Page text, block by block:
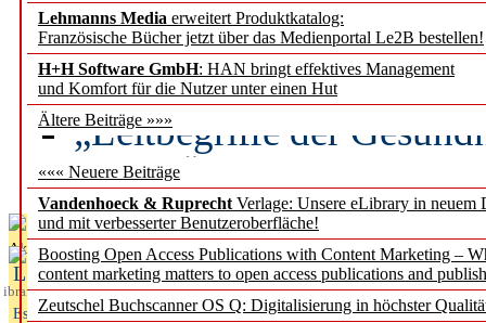
Lehmanns Media erweitert Produktkatalog:
Französische Bücher jetzt über das Medienportal Le2B bestellen!
H+H Software GmbH: HAN bringt effektives Management
und Komfort für die Nutzer unter einen Hut
Ältere Beiträge »»»
««« Neuere Beiträge
Vandenhoeck & Ruprecht Verlage: Unsere eLibrary in neuem
und mit verbesserter Benutzeroberfläche!
Boosting Open Access Publications with Content Marketing –
content marketing matters to open access publications and
Zeutschel Buchscanner OS Q: Digitalisierung in höchster
Künstliche Intelligenz
besser zu verstehen
„Leitbegriffe der
des BIÖG erscheinen
Aktuelles aus
L
ibrary
Essentials